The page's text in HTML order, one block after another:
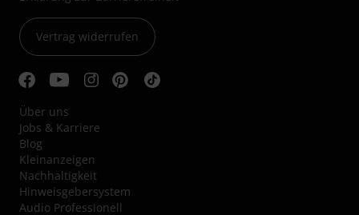
Vertrag widerrufen
Über uns
Jobs & Karriere
Blog
Kleinanzeigen
Nachhaltigkeit
Hinweisgebersystem
Audio Professionell